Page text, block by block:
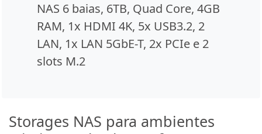
NAS 6 baias, 6TB, Quad Core, 4GB
RAM, 1x HDMI 4K, 5x USB3.2, 2
LAN, 1x LAN 5GbE-T, 2x PCIe e 2
slots M.2
Storages NAS para ambientes